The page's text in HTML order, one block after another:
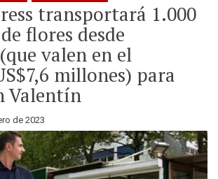
transportará 1.000
flores desde
valen en el
millones) para
Valentín
de 2023